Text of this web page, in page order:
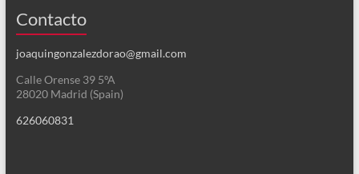
Contacto
joaquingonzalezdorao@gmail.com
Calle Orense 39 5ºA
28020 Madrid (Spain)
626060831